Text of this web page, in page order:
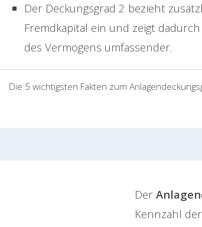
Die 5 wichtigsten Fakten zum
Der Deckungsgrad 2 bezieht
Fremdkapital ein und zeigt
des Vermögens umfassender.
Der
Kennzahl der